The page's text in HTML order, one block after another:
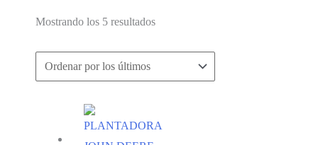
Mostrando los 5 resultadosOrdenado
últimos